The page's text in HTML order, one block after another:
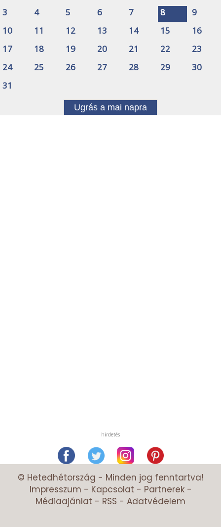
3
4 5 6 7 8
9
10
11 12 13 14 15
16
17
18 19 20 21 22
23
24
25 26 27 28 29
30
31
Ugrás a mai napra
hirdetés
© Hetedhétország - Minden jog fenntartva!
Impresszum - Kapcsolat - Partnerek-
Médiaajánlat - RSS - Adatvédelem